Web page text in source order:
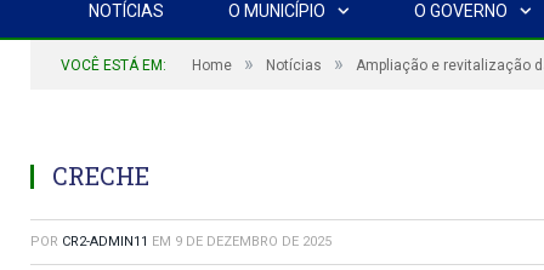
NOTÍCIAS O MUNICÍPIO O GOVERNO
VOCÊ ESTÁ EM: Home » Notícias » Ampliação e revitalização
CRECHE
POR CR2-ADMIN11 EM 9 DE DEZEMBRO DE 2025